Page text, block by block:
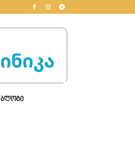
ᲑᲚᲝᲒᲘ